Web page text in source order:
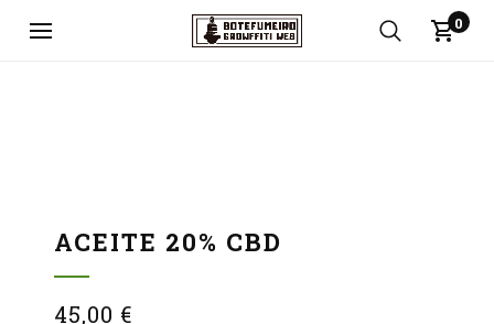
0
ACEITE 20% CBD
45,00 €